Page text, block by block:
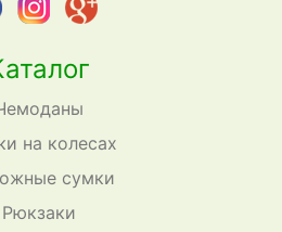
на колесах
сумки
Рюкзаки